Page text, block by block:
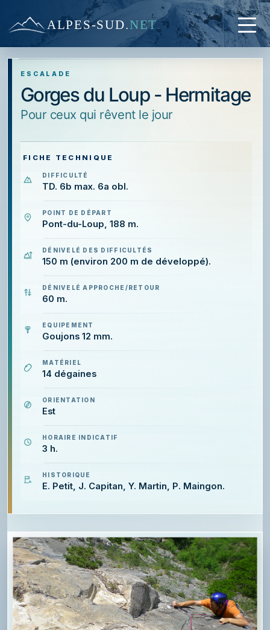
ALPES-SUD.NET
ESCALADE
Gorges du Loup - Hermitage
Pour ceux qui rêvent le jour
FICHE TECHNIQUE
DIFFICULTÉ
TD. 6b max. 6a obl.
POINT DE DÉPART
Pont-du-Loup, 188 m.
DÉNIVELÉ DES DIFFICULTÉS
150 m (environ 200 m de développé).
DÉNIVELÉ APPROCHE/RETOUR
60 m.
EQUIPEMENT
Goujons 12 mm.
MATÉRIEL
14 dégaines
ORIENTATION
Est
HORAIRE INDICATIF
3 h.
HISTORIQUE
E. Petit, J. Capitan, Y. Martin, P. Maingon.